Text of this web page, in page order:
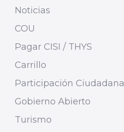
Noticias
COU
Pagar CISI / THYS
Carrillo
Participación Ciudadana
Gobierno Abierto
Turismo